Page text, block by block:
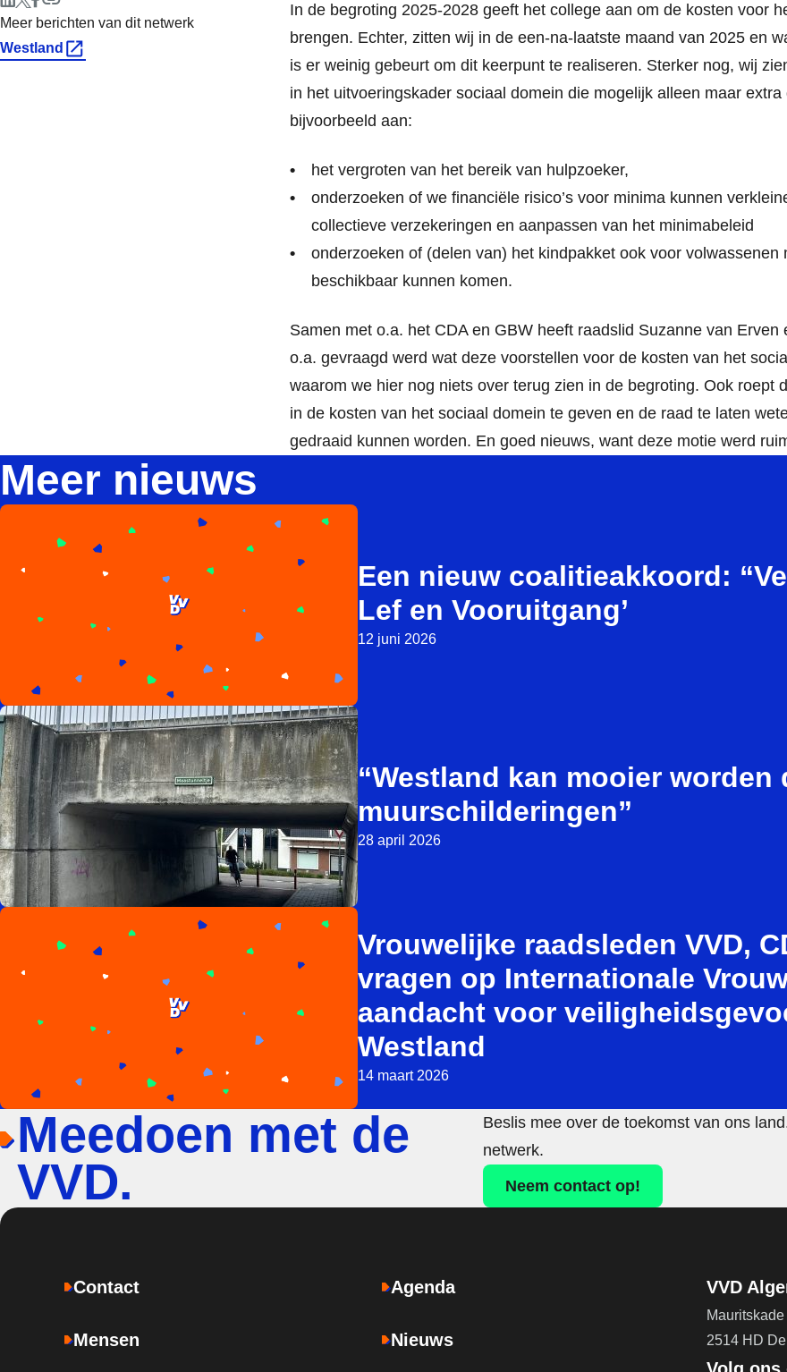
In de begroting 2025-2028 geeft het college aan om de kosten voor
brengen. Echter, zitten wij in de een-na-laatste maand van 2025 en
is er weinig gebeurt om dit keerpunt te realiseren. Sterker nog, wij
in het uitvoeringskader sociaal domein die mogelijk alleen maar
bijvoorbeeld aan:
het vergroten van het bereik van hulpzoeker,
onderzoeken of we financiële risico’s voor minima kunnen
collectieve verzekeringen en aanpassen van het minimabeleid
onderzoeken of (delen van) het kindpakket ook voor volwassenen
beschikbaar kunnen komen.
Samen met o.a. het CDA en GBW heeft raadslid Suzanne van Erven
o.a. gevraagd werd wat deze voorstellen voor de kosten van het
waarom we hier nog niets over terug zien in de begroting. Ook roept
in de kosten van het sociaal domein te geven en de raad te laten
gedraaid kunnen worden. En goed nieuws, want deze motie werd
Meer berichten van dit netwerk
Westland
Meer nieuws
Een nieuw coalitieakkoord:
Lef en Vooruitgang’
12 juni 2026
“Westland kan mooier worden
muurschilderingen”
28 april 2026
Vrouwelijke raadsleden VVD,
vragen op Internationale
aandacht voor
Westland
14 maart 2026
Meedoen met de
VVD.
Beslis mee over de toekomst van ons
netwerk.
Neem contact op!
Contact
Mensen
Agenda
Nieuws
VVD
Mauritskade
2514 HD